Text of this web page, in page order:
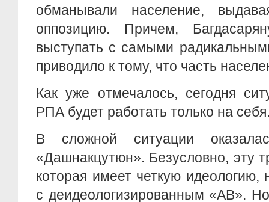
обманывали население,
оппозицию. Причем,
выступать с самыми
приводило к тому, что часть
Как уже отмечалось, сегодня
РПА будет работать только на
В сложной ситуации
«Дашнакцутюн». Безусловно, эту
которая имеет четкую идеологию,
с деидеологизированным «АВ».